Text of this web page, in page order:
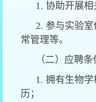
1. 协助开展相
2. 参与实验室
常管理等。
（二）应聘条
1. 拥有生物学
历；